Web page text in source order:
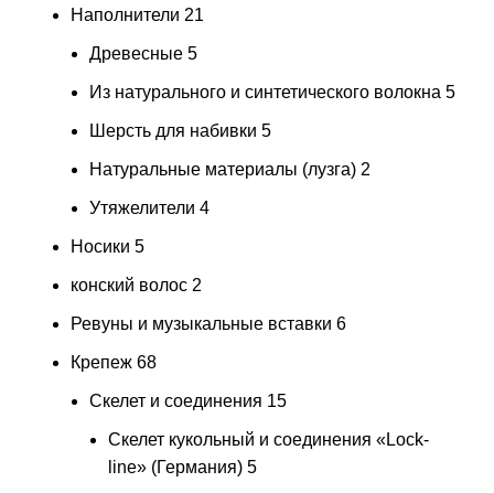
Наполнители 21
Древесные 5
Из натурального и синтетического волокна 5
Шерсть для набивки 5
Натуральные материалы (лузга) 2
Утяжелители 4
Носики 5
конский волос 2
Ревуны и музыкальные вставки 6
Крепеж 68
Скелет и соединения 15
Скелет кукольный и соединения «Lock-
line» (Германия) 5